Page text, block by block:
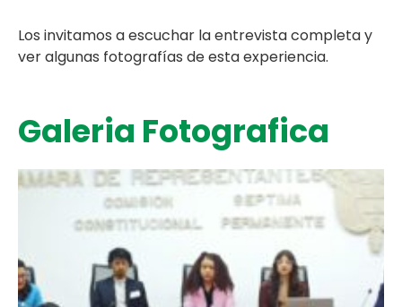
Los invitamos a escuchar la entrevista completa y
ver algunas fotografías de esta experiencia.
Galeria Fotografica